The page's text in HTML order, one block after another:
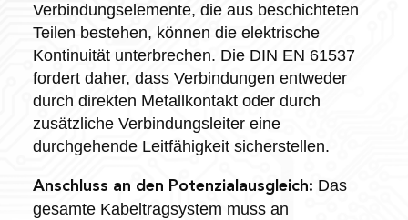
Verbindungselemente, die aus beschichteten
Teilen bestehen, können die elektrische
Kontinuität unterbrechen. Die DIN EN 61537
fordert daher, dass Verbindungen entweder
durch direkten Metallkontakt oder durch
zusätzliche Verbindungsleiter eine
durchgehende Leitfähigkeit sicherstellen.
Anschluss an den Potenzialausgleich: Das
gesamte Kabeltragsystem muss an